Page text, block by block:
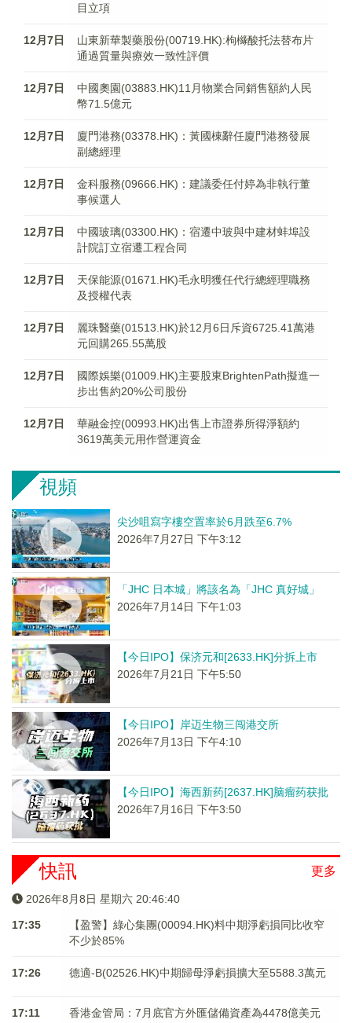
目立項
12月7日
山東新華製藥股份(00719.HK):枸櫞酸托法替布片
通過質量與療效一致性評價
12月7日
中國奧園(03883.HK)11月物業合同銷售額約人民
幣71.5億元
12月7日
廈門港務(03378.HK)：黃國棟辭任廈門港務發展
副總經理
12月7日
金科服務(09666.HK)：建議委任付婷為非執行董
事候選人
12月7日
中國玻璃(03300.HK)：宿遷中玻與中建材蚌埠設
計院訂立宿遷工程合同
12月7日
天保能源(01671.HK)毛永明獲任代行總經理職務
及授權代表
12月7日
麗珠醫藥(01513.HK)於12月6日斥資6725.41萬港
元回購265.55萬股
12月7日
國際娛樂(01009.HK)主要股東BrightenPath擬進一
步出售約20%公司股份
12月7日
華融金控(00993.HK)出售上市證券所得淨額約
3619萬美元用作營運資金
視頻
尖沙咀寫字樓空置率於6月跌至6.7%
2026年7月27日 下午3:12
「JHC 日本城」將該名為「JHC 真好城」
2026年7月14日 下午1:03
【今日IPO】保济元和[2633.HK]分拆上市
2026年7月21日 下午5:50
【今日IPO】岸迈生物三闯港交所
2026年7月13日 下午4:10
【今日IPO】海西新药[2637.HK]脑瘤药获批
2026年7月16日 下午3:50
更多
快訊
2026年8月8日 星期六 20:46:41
17:35
【盈警】綠心集團(00094.HK)料中期淨虧損同比收窄
不少於85%
17:26 德適-B(02526.HK)中期歸母淨虧損擴大至5588.3萬元
17:11 香港金管局：7月底官方外匯儲備資產為4478億美元